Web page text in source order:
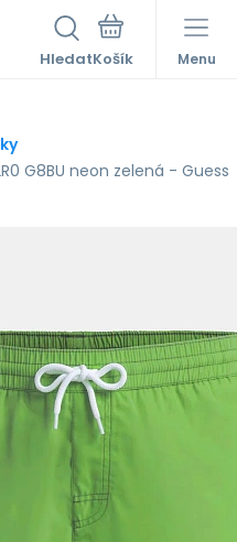
Hledat Menu
G8BU neon zelená - Guess